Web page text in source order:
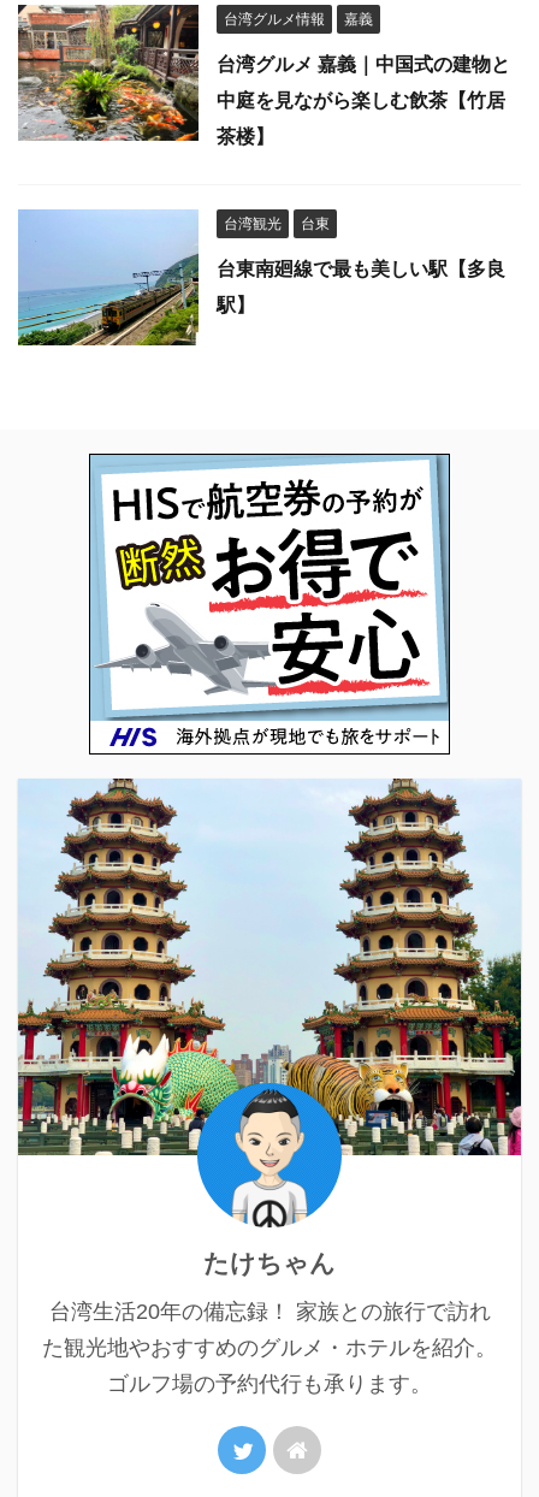
台湾グルメ情報 嘉義
台湾グルメ 嘉義｜中国式の建物と
中庭を見ながら楽しむ飲茶【竹居
茶楼】
台湾観光 台東
台東南廻線で最も美しい駅【多良
駅】
たけちゃん
台湾生活20年の備忘録！ 家族との旅行で訪れ
た観光地やおすすめのグルメ・ホテルを紹介。
ゴルフ場の予約代行も承ります。